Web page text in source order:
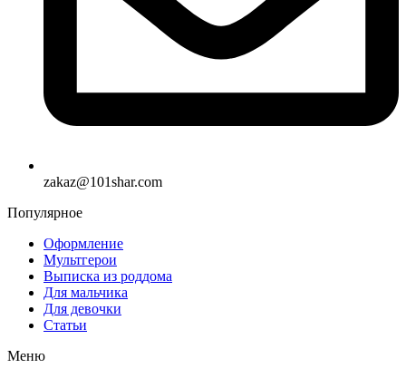
zakaz@101shar.com
Популярное
Оформление
Мультгерои
Выписка из роддома
Для мальчика
Для девочки
Статьи
Меню